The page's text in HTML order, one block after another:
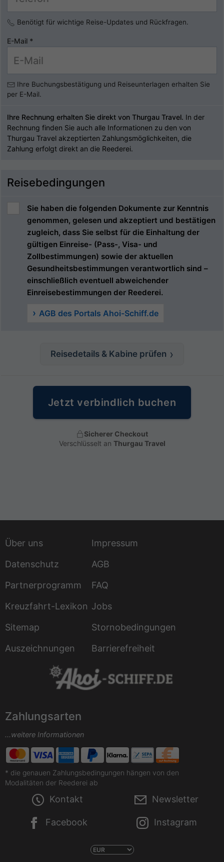
Benötigt für wichtige Reise-Updates und Rückfragen.
E-Mail *
Ihre Buchungsbestätigung und Reiseunterlagen erhalten Sie
per E-Mail.
Ihre Rechnung erhalten Sie direkt von Thurgau Travel. In der
Rechnung finden Sie auch alle Informationen zu den von
Thurgau Travel akzeptierten Zahlungsmöglichkeiten, die
Zahlung erfolgt direkt an die Reederei.
Reisebedingungen
Sie haben die folgenden Dokumente zur Kenntnis
genommen, gelesen und akzeptiert und bestätigen
zugleich, dass Sie selbst für die Einhaltung der
gültigen Einreise- (Pass-, Visa- und
Zollbestimmungen) sowie der aktuellen
Gesundheitsbestimmungen verantwortlich sind –
einschließlich eventuell abweichender
Einreisebestimmungen der Reederei.
AGB des Portals Ahoi-Schiff.de
Reisedetails & Kabine prüfen
Jetzt verbindlich buchen
Sicherer Checkout
Verschlüsselt an Thurgau Travel
Über uns
Impressum
Datenschutz
AGB
Partnerprogramm
FAQ
Kreuzfahrt-Lexikon Jobs
Sitemap
Stornobedingungen
Auszeichnungen
Barrierefreiheit
Zahlungsarten
...weitere Informationen
* die genauen Zahlungsbedingungen hängen von den
Modalitäten der Reederei ab
Kontakt Newsletter
Facebook Instagram